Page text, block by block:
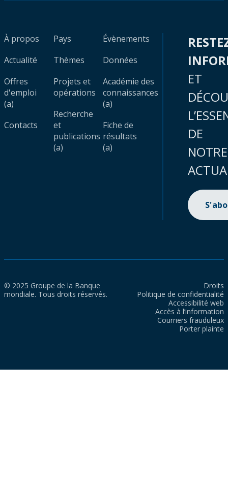
À propos
Actualité
Offres
d'emploi
(a)
Contacts
Pays
Thèmes
Projets et
opérations
Recherche
et
publications
(a)
Évènements
Données
Académie des
connaissances
(a)
Fiche de
résultats
(a)
ET
DE
NOTRE
© 2025 Groupe de la Banque
mondiale. Tous droits réservés.
Droits
Politique de confidentialité
Accessibilité web
Accès à l’information
Courriers frauduleux
Porter plainte